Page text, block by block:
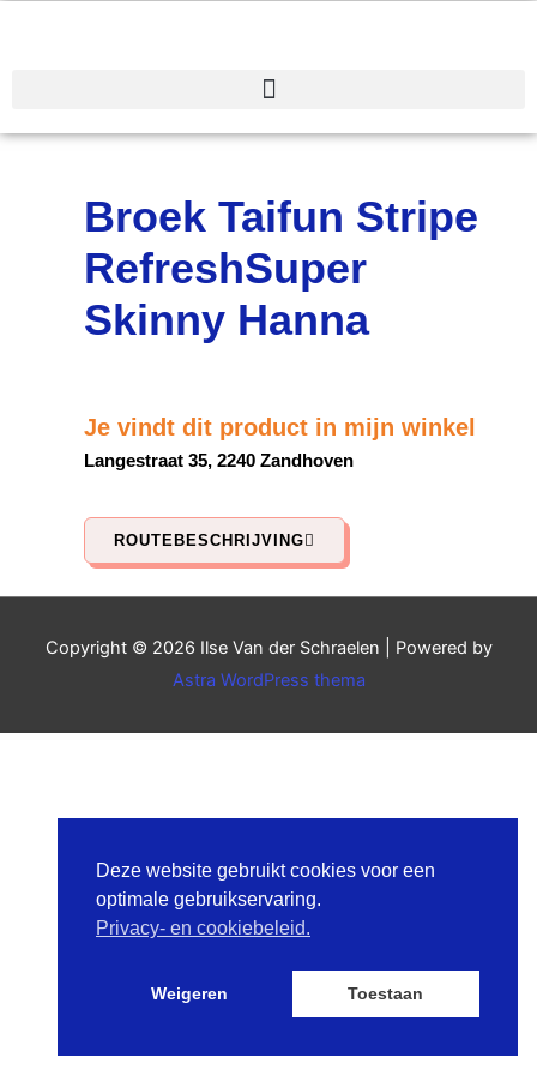
Broek Taifun Stripe
RefreshSuper
Skinny Hanna
Je vindt dit product in mijn winkel
Langestraat 35, 2240 Zandhoven
ROUTEBESCHRIJVING
Copyright © 2026 Ilse Van der Schraelen | Powered by
Astra WordPress thema
Deze website gebruikt cookies voor een
optimale gebruikservaring.
Privacy- en cookiebeleid.
Weigeren Toestaan